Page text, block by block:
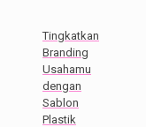
Tingkatkan
Branding
Usahamu
dengan
Sablon
Plastik